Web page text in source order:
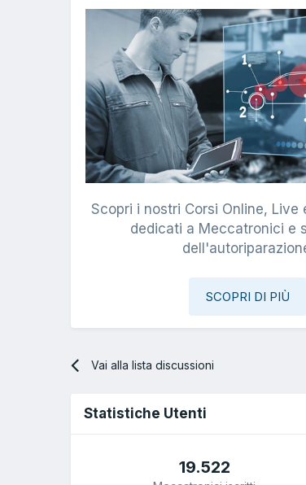
Scopri i nostri Corsi Online, Live
dedicati a Meccatronici e
SCOPRI DI PIÙ
Vai alla lista discussioni
Statistiche Utenti
19.522